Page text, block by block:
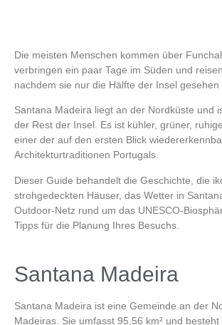
Die meisten Menschen kommen über
verbringen ein paar Tage im Süden und
nachdem sie nur die Hälfte der Insel gesehen
Santana Madeira liegt an der Nordküste und
der Rest der Insel. Es ist kühler, grüner,
einer der auf den ersten Blick
Architekturtraditionen Portugals.
Dieser Guide behandelt die Geschichte, die
strohgedeckten Häuser, das Wetter in
Outdoor-Netz rund um das UNESCO-
Tipps für die Planung Ihres Besuchs.
Santana Madeira
Santana Madeira ist eine Gemeinde an der
Madeiras. Sie umfasst 95,56 km² und